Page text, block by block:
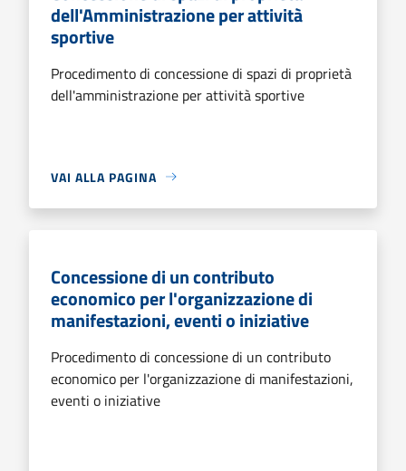
dell'Amministrazione per attività
sportive
Procedimento di concessione di spazi di proprietà
dell'amministrazione per attività sportive
VAI ALLA PAGINA
Concessione di un contributo
economico per l'organizzazione di
manifestazioni, eventi o iniziative
Procedimento di concessione di un contributo
economico per l'organizzazione di manifestazioni,
eventi o iniziative